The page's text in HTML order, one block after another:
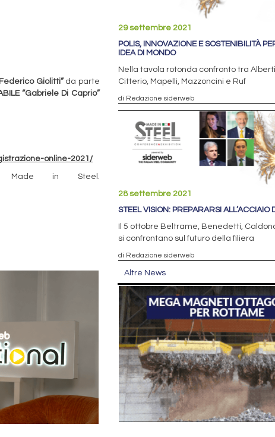
Giolitti”da parte
“Gabriele Di Caprio”
online-2021/
Made in Steel.
29 settembre 2021
POLIS, INNOVAZIONE E SOSTENIBILITÀ
IDEA DI MONDO
Nella tavola rotonda confronto tra
Citterio, Mapelli, Mazzoncini e Ruf
di Redazione siderweb
28 settembre 2021
STEEL VISION: PREPARARSI ALL’ACCIAIO
Il 5 ottobre Beltrame, Benedetti,
si confrontano sul futuro della filiera
di Redazione siderweb
Altre News